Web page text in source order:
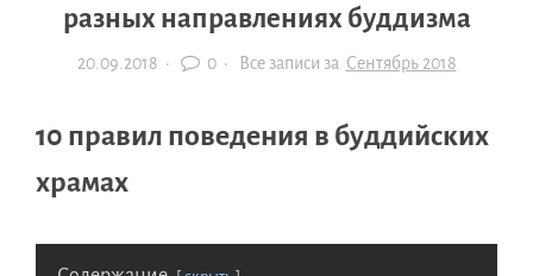
разных направлениях буддизма
20.09.2018 · 0 · Все записи за Сентябрь 2018
10 правил поведения в буддийских
храмах